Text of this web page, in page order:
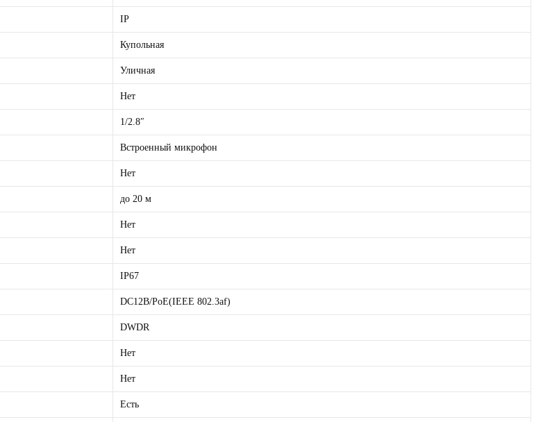
IP
Купольная
Уличная
Нет
1/2.8″
Встроенный микрофон
Нет
до 20 м
Нет
Нет
IP67
DC12В/PoE(IEEE 802.3af)
DWDR
Нет
Нет
Есть